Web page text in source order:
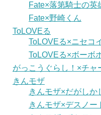
Fate×落第騎士の英
Fate×野崎くん
ToLOVEる
ToLOVEる×ニセコ
ToLOVEる×ボーボ
がっこうぐらし！×チャ
きんモザ
きんモザ×だがしか
きんモザ×デスノー